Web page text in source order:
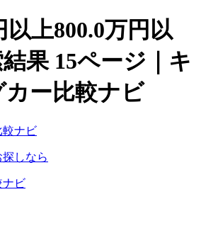
以上800.0万円以
果 15ページ｜キ
ー比較ナビ
しなら
ナビ